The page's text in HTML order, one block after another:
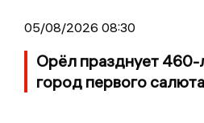
05/08/2026 08:30
Орёл празднует 460-
город первого